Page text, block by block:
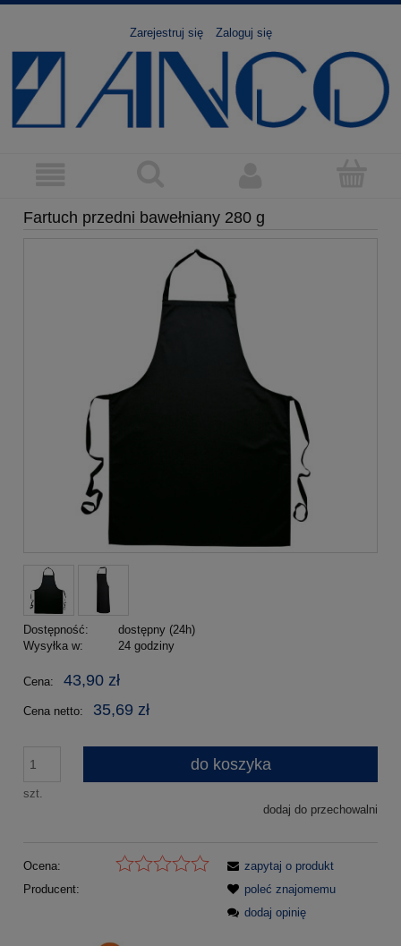
Zarejestruj się Zaloguj się
Fartuch przedni bawełniany 280 g
Dostępność:
dostępny (24h)
Wysyłka w:
24 godziny
Cena: 43,90 zł
Cena netto: 35,69 zł
szt.
do koszyka
dodaj do przechowalni
Ocena:
Producent:
zapytaj o produkt
poleć znajomemu
dodaj opinię